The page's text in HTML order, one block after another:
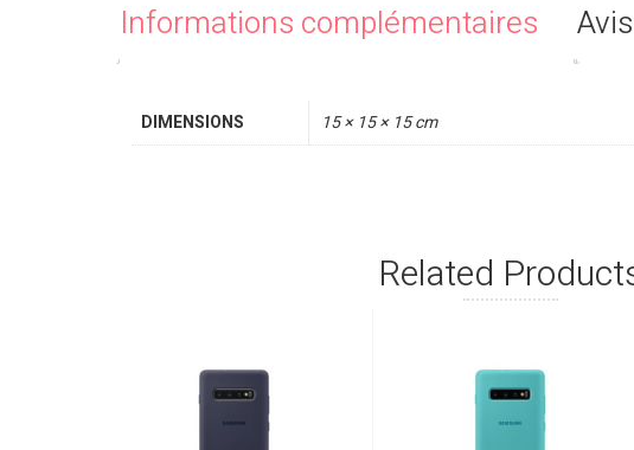
Informations complémentaires
DIMENSIONS 15 × 15 × 15 cm
Related